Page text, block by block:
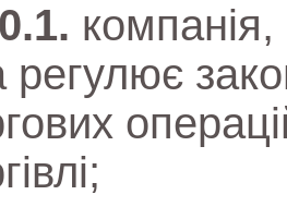
компанія,
регулює